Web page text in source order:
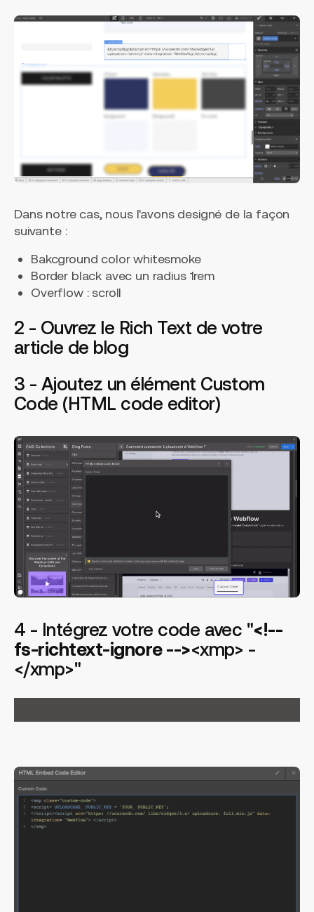
Dans notre cas, nous l'avons designé de la façon
suivante :
Bakcground color whitesmoke
Border black avec un radius 1rem
Overflow : scroll
2 - Ouvrez le Rich Text de votre
article de blog
3 - Ajoutez un élément Custom
Code (HTML code editor)
4 - Intégrez votre code avec "<!--
fs-richtext-ignore --><xmp> -
</xmp>"